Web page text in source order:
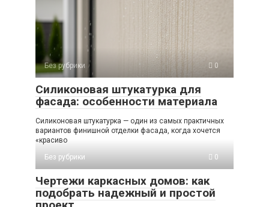
Без рубрики 0
Силиконовая штукатурка для
фасада: особенности материала
Силиконовая штукатурка — один из самых практичных
вариантов финишной отделки фасада, когда хочется
«красиво
Без рубрики
0
Чертежи каркасных домов: как
подобрать надежный и простой